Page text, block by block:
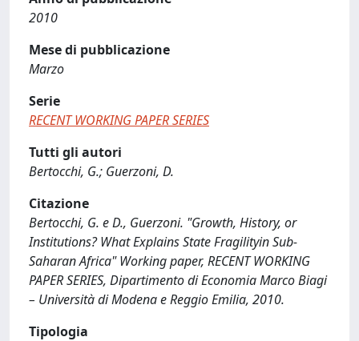
2010
Mese di pubblicazione
Marzo
Serie
RECENT WORKING PAPER SERIES
Tutti gli autori
Bertocchi, G.; Guerzoni, D.
Citazione
Bertocchi, G. e D., Guerzoni. "Growth, History, or
Institutions? What Explains State Fragilityin Sub-
Saharan Africa" Working paper, RECENT WORKING
PAPER SERIES, Dipartimento di Economia Marco Biagi
– Università di Modena e Reggio Emilia, 2010.
Tipologia